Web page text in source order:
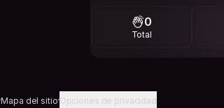
0
Total
Mapa del sitioOpciones de privacidad